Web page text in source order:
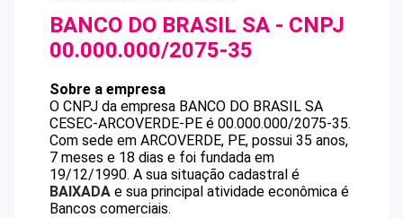
BANCO DO BRASIL SA - CNPJ
00.000.000/2075-35
Sobre a empresa
O CNPJ da empresa BANCO DO BRASIL SA
CESEC-ARCOVERDE-PE é 00.000.000/2075-35.
Com sede em ARCOVERDE, PE, possui 35 anos,
7 meses e 18 dias e foi fundada em
19/12/1990. A sua situação cadastral é
BAIXADA e sua principal atividade econômica é
Bancos comerciais.